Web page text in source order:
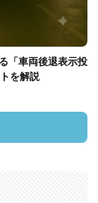
「車両後退表示投
を解説